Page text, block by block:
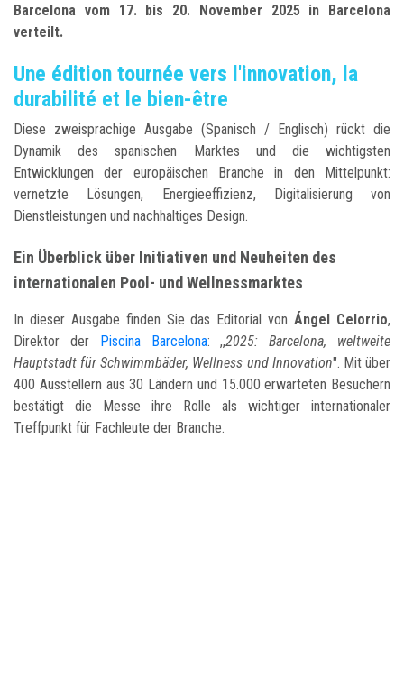
Barcelona vom 17. bis 20. November 2025 in Barcelona
verteilt.
Une édition tournée vers l'innovation, la
durabilité et le bien-être
Diese zweisprachige Ausgabe (Spanisch / Englisch) rückt die
Dynamik des spanischen Marktes und die wichtigsten
Entwicklungen der europäischen Branche in den Mittelpunkt:
vernetzte Lösungen, Energieeffizienz, Digitalisierung von
Dienstleistungen und nachhaltiges Design.
Ein Überblick über Initiativen und Neuheiten des
internationalen Pool- und Wellnessmarktes
In dieser Ausgabe finden Sie das Editorial vonÁngel Celorrio,
Direktor der Piscina Barcelona: ,,2025: Barcelona, weltweite
Hauptstadt für Schwimmbäder, Wellness und Innovation". Mit über
400 Ausstellern aus 30 Ländern und 15.000 erwarteten Besuchern
bestätigt die Messe ihre Rolle als wichtiger internationaler
Treffpunkt für Fachleute der Branche.